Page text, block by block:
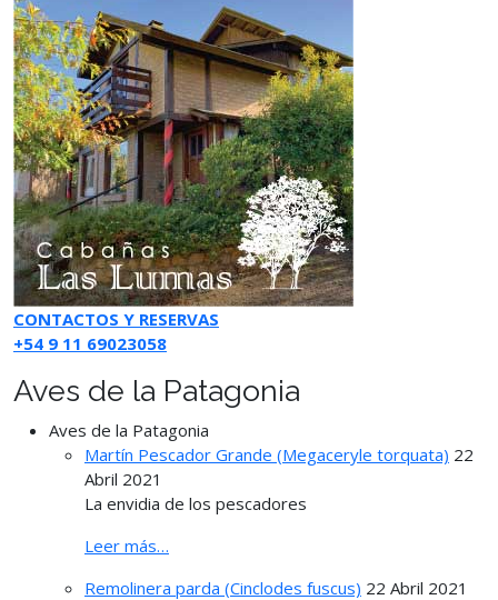
CONTACTOS Y RESERVAS
+54 9 11 69023058
Aves de la Patagonia
Aves de la Patagonia
Martín Pescador Grande (Megaceryle torquata) 22
Abril 2021
La envidia de los pescadores
Leer más…
Remolinera parda (Cinclodes fuscus) 22 Abril 2021